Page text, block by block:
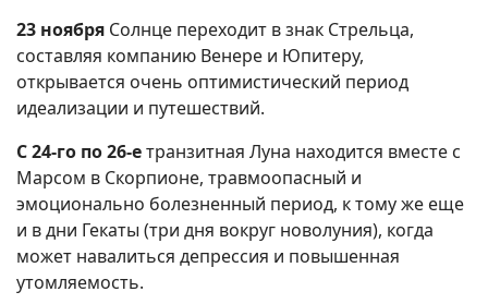
23 ноября Солнце переходит в знак Стрельца,
составляя компанию Венере и Юпитеру,
открывается очень оптимистический период
идеализации и путешествий.
С 24-го по 26-етранзитная Луна находится вместе с
Марсом в Скорпионе, травмоопасный и
эмоционально болезненный период, к тому же еще
и в дни Гекаты (три дня вокруг новолуния), когда
может навалиться депрессия и повышенная
утомляемость.